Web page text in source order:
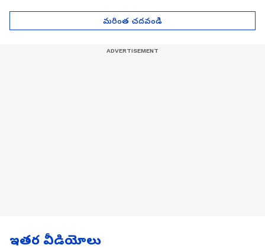
News Telugu
మరింత చదవండి
ఇతర వీడియోలు